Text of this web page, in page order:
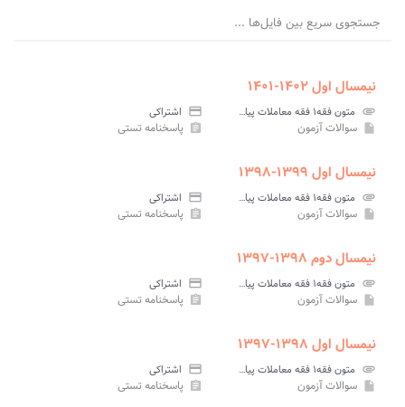
جستجوی سریع بین فایل‌ها ...
نیمسال اول ۱۴۰۲-۱۴۰۱
attachment متون فقه۱ فقه معاملات پیام نور credit_card اشتراکی
insert_drive_file سوالات آزمون assignment پاسخنامه تستی
نیمسال اول ۱۳۹۹-۱۳۹۸
attachment متون فقه۱ فقه معاملات پیام نور credit_card اشتراکی
insert_drive_file سوالات آزمون assignment پاسخنامه تستی
نیمسال دوم ۱۳۹۸-۱۳۹۷
attachment متون فقه۱ فقه معاملات پیام نور credit_card اشتراکی
insert_drive_file سوالات آزمون assignment پاسخنامه تستی
نیمسال اول ۱۳۹۸-۱۳۹۷
attachment متون فقه۱ فقه معاملات پیام نور credit_card اشتراکی
insert_drive_file سوالات آزمون assignment پاسخنامه تستی